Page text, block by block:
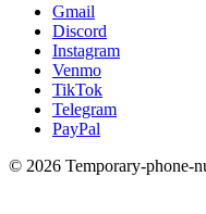
Gmail
Discord
Instagram
Venmo
TikTok
Telegram
PayPal
© 2026 Temporary-phone-